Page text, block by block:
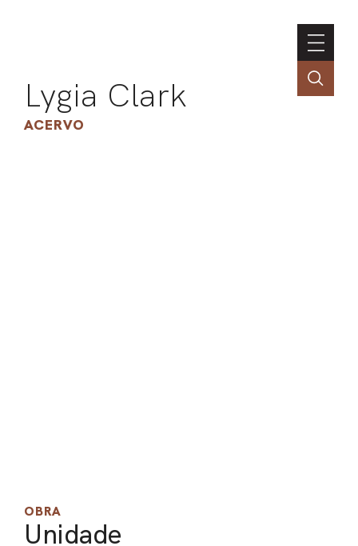
Lygia Clark
ACERVO
OBRA
Unidade